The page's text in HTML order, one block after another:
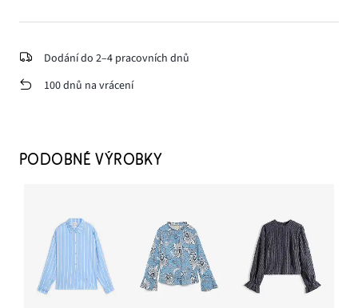
Dodání do 2–4 pracovních dnů
100 dnů na vrácení
PODOBNÉ VÝROBKY